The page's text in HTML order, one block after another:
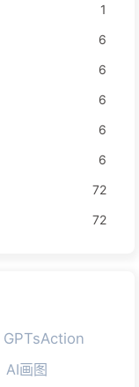
1
6
6
6
6
6
72
72
GPTsAction
AI画图